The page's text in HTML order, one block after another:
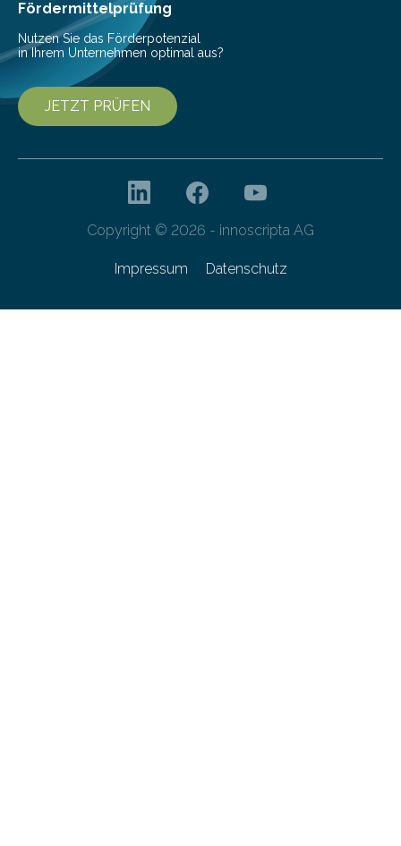
Gefahr erheblicher…
Fördermittelprüfung
Nutzen Sie das Förderpotenzial
in Ihrem Unternehmen optimal aus?
JETZT PRÜFEN
Copyright © 2026 - innoscripta AG
Impressum Datenschutz